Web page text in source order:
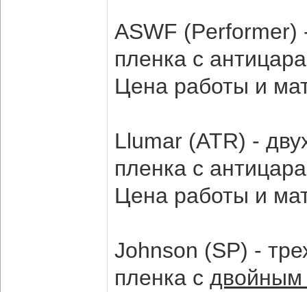
ASWF (Performer)
пленка с
Цена работы и
Llumar (ATR) -
пленка с
Цена работы и
Johnson (SP) -
пленка с двойным